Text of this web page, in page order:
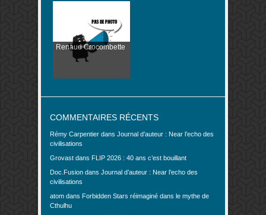
Renaud Crocombette
COMMENTAIRES RÉCENTS
Rémy Carpentier dans Journal d’auteur : Near l’echo des
civilisations
Grovast dans FLIP 2026 : 40 ans c’est bouillant
Doc.Fusion dans Journal d’auteur : Near l’echo des
civilisations
atom dans Forbidden Stars réimaginé dans le mythe de
Cthulhu